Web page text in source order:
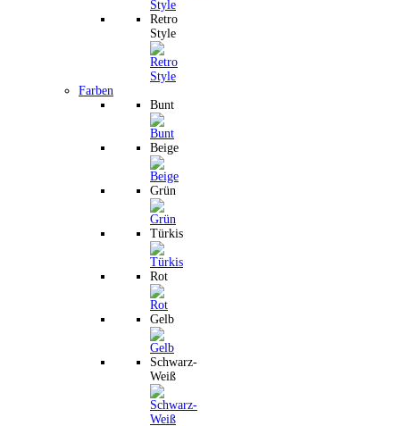
Retro
Style
Farben
Bunt
Beige
Grün
Türkis
Rot
Gelb
Schwarz-
Weiß